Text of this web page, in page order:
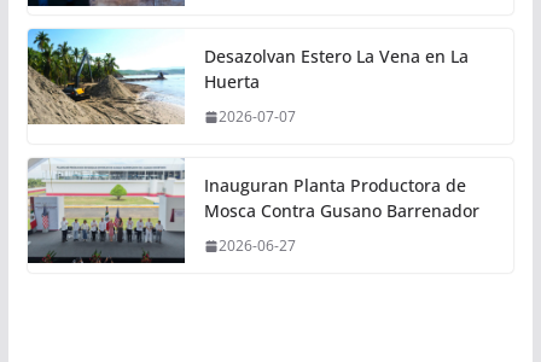
Desazolvan Estero La Vena en La
Huerta
2026-07-07
Inauguran Planta Productora de
Mosca Contra Gusano Barrenador
2026-06-27